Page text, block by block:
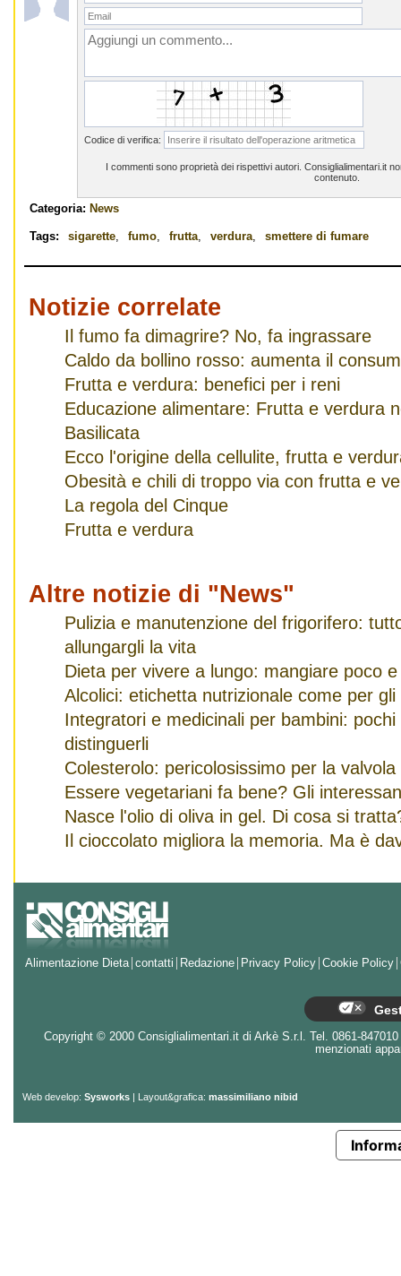
Codice di verifica:
I commenti sono proprietà dei rispettivi autori. Consiglialimentari.it
contenuto.
Categoria: News
Tags: sigarette, fumo, frutta, verdura, smettere di fumare
Notizie correlate
Il fumo fa dimagrire? No, fa ingrassare
Caldo da bollino rosso: aumenta il
Frutta e verdura: benefici per i reni
Educazione alimentare: Frutta e verdura
Basilicata
Ecco l'origine della cellulite, frutta e
Obesità e chili di troppo via con frutta e
La regola del Cinque
Frutta e verdura
Altre notizie di "News"
Pulizia e manutenzione del frigorifero:
allungargli la vita
Dieta per vivere a lungo: mangiare poco
Alcolici: etichetta nutrizionale come per gli
Integratori e medicinali per bambini:
distinguerli
Colesterolo: pericolosissimo per la valvola
Essere vegetariani fa bene? Gli
Nasce l'olio di oliva in gel. Di cosa si
Il cioccolato migliora la memoria. Ma è
Alimentazione Dieta contatti Redazione Privacy Policy Cookie Policy
Copyright © 2000 Consiglialimentari.it di Arkè S.r.l. Tel. 0861-
menzionati
Web develop: Sysworks | Layout&grafica: massimiliano nibid